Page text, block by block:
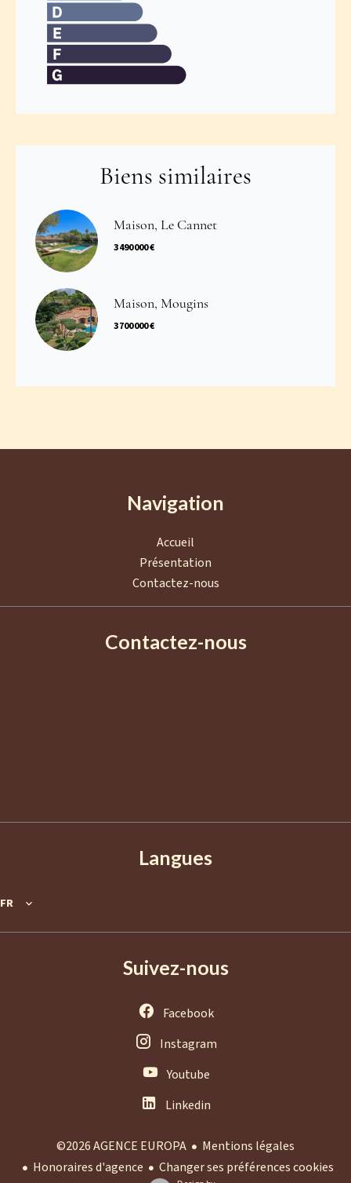
Biens similaires
Maison, Le Cannet
3 490 000 €
Maison, Mougins
3 700 000 €
Navigation
Accueil
Présentation
Contactez-nous
Contactez-nous
Langues
FR
Suivez-nous
Facebook
Instagram
Youtube
Linkedin
©2026 AGENCE EUROPA
Mentions légales
Honoraires d'agence
Changer ses préférences cookies